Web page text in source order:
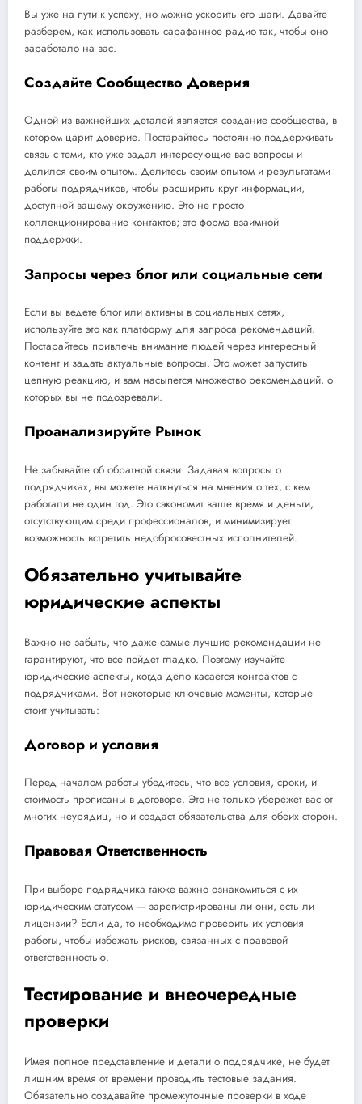
Вы уже на пути к успеху, но можно ускорить его шаги. Давайте
разберем, как использовать сарафанное радио так, чтобы оно
заработало на вас.
Создайте Сообщество Доверия
Одной из важнейших деталей является создание сообщества, в
котором царит доверие. Постарайтесь постоянно поддерживать
связь с теми, кто уже задал интересующие вас вопросы и
делился своим опытом. Делитесь своим опытом и результатами
работы подрядчиков, чтобы расширить круг информации,
доступной вашему окружению. Это не просто
коллекционирование контактов; это форма взаимной
поддержки.
Запросы через блог или социальные сети
Если вы ведете блог или активны в социальных сетях,
используйте это как платформу для запроса рекомендаций.
Постарайтесь привлечь внимание людей через интересный
контент и задать актуальные вопросы. Это может запустить
цепную реакцию, и вам насыпется множество рекомендаций, о
которых вы не подозревали.
Проанализируйте Рынок
Не забывайте об обратной связи. Задавая вопросы о
подрядчиках, вы можете наткнуться на мнения о тех, с кем
работали не один год. Это сэкономит ваше время и деньги,
отсутствующим среди профессионалов, и минимизирует
возможность встретить недобросовестных исполнителей.
Обязательно учитывайте
юридические аспекты
Важно не забыть, что даже самые лучшие рекомендации не
гарантируют, что все пойдет гладко. Поэтому изучайте
юридические аспекты, когда дело касается контрактов с
подрядчиками. Вот некоторые ключевые моменты, которые
стоит учитывать:
Договор и условия
Перед началом работы убедитесь, что все условия, сроки, и
стоимость прописаны в договоре. Это не только убережет вас от
многих неурядиц, но и создаст обязательства для обеих сторон.
Правовая Ответственность
При выборе подрядчика также важно ознакомиться с их
юридическим статусом — зарегистрированы ли они, есть ли
лицензии? Если да, то необходимо проверить их условия
работы, чтобы избежать рисков, связанных с правовой
ответственностью.
Тестирование и внеочередные
проверки
Имея полное представление и детали о подрядчике, не будет
лишним время от времени проводить тестовые задания.
Обязательно создавайте промежуточные проверки в ходе